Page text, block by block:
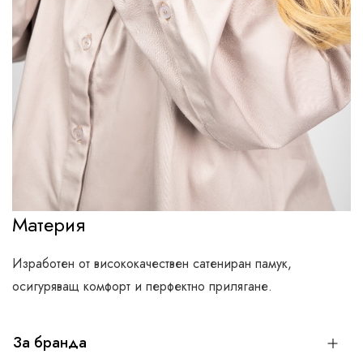
Материя
Изработен от висококачествен сатениран памук,
осигуряващ комфорт и перфектно прилягане.
За бранда